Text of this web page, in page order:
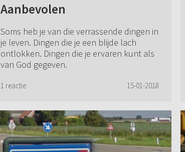
Aanbevolen
Soms heb je van die verrassende dingen in
je leven. Dingen die je een blijde lach
ontlokken. Dingen die je ervaren kunt als
van God gegeven.
1 reactie 15-01-2018